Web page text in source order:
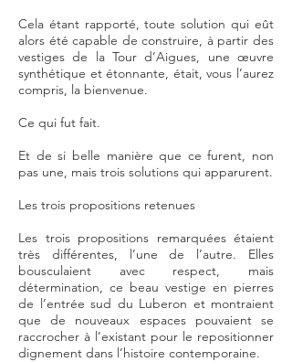
Cela étant rapporté, toute solution qui eût
alors été capable de construire, à partir des
vestiges de la Tour d’Aigues, une œuvre
synthétique et étonnante, était, vous l’aurez
compris, la bienvenue.
Ce qui fut fait.
Et de si belle manière que ce furent, non
pas une, mais trois solutions qui apparurent.
Les trois propositions retenues
Les trois propositions remarquées étaient
très différentes, l’une de l’autre. Elles
bousculaient avec respect, mais
détermination, ce beau vestige en pierres
de l’entrée sud du Luberon et montraient
que de nouveaux espaces pouvaient se
raccrocher à l’existant pour le repositionner
dignement dans l’histoire contemporaine.